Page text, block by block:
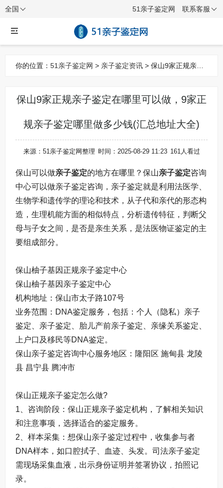
全国 51亲子鉴定网 联系客服
你的位置： 51亲子鉴定网 > 亲子鉴定资讯 > 保山9家正规亲子
保山9家正规亲子鉴定在哪里可以做，9家正
规亲子鉴定哪里做多少钱(汇总地址大全)
来源：51亲子鉴定网整理 时间：2025-08-29 11:23 161人看过
保山可以做亲子鉴定的地方在哪里？保山亲子鉴定咨询
中心可以做亲子鉴定咨询，亲子鉴定就是利用法医学、
生物学和遗传学的理论和技术，从子代和亲代的形态构
造，生理机能方面的相似特点，分析遗传特征，判断父
母与子女之间，是否是亲生关系，是法医物证鉴定的主
要组成部分。
保山柚子基因正规亲子鉴定中心
保山柚子基因亲子鉴定中心
机构地址：保山市太子路107号
业务范围：DNA鉴定服务，包括：个人（隐私）亲子
鉴定、亲子鉴定、胎儿产前亲子鉴定、亲缘关系鉴定、
上户口及移民等DNA鉴定。
保山亲子鉴定咨询中心服务地区：隆阳区 施甸县 龙陵
县 昌宁县 腾冲市
保山正规亲子鉴定怎么做?
1、咨询阶段：保山正规亲子鉴定机构，了解相关知识
和注意事项，选择适合的鉴定服务。
2、样本采集：想保山亲子鉴定过程中，收集参与者
DNA样本，如口腔拭子、血迹、头发。司法亲子鉴定
需现场采集血液，出示身份证明并签署协议，拍照记
录。